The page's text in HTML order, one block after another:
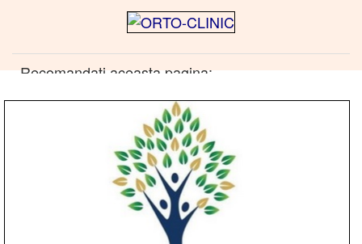
Recomandati aceasta pagina: